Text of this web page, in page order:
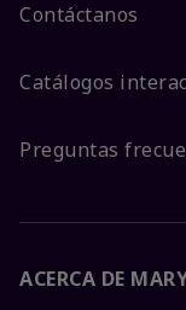
Contáctanos
Catálogos
Preguntas
ACERCA DE